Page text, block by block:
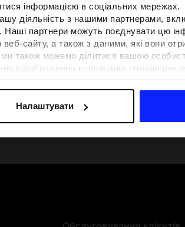
інформацією в соціальних мережах.
діяльність з нашими партнерами,
Наші партнери можуть поєднувати цю
сайту, а також з даними, які вони
ми також можемо ділитися вашою
відображення відповідної онлайн-
які пропонують наші партнери
конфіденційностіта в розділі
Налаштувати
Образи на фестиваль. Як
на музичні фестивалі?